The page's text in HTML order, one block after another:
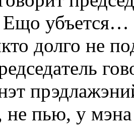
Ещо убъется…
долго не
не пью, у